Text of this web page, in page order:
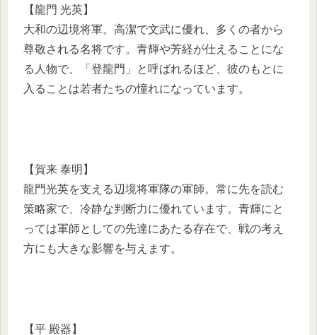
【龍門 光英】
大和の辺境将軍。高潔で文武に優れ、多くの者から
尊敬される名将です。青輝や芳経が仕えることにな
る人物で、「登龍門」と呼ばれるほど、彼のもとに
入ることは若者たちの憧れになっています。
【賀来 泰明】
龍門光英を支える辺境将軍隊の軍師。常に先を読む
策略家で、冷静な判断力に優れています。青輝にと
っては軍師としての先達にあたる存在で、戦の考え
方にも大きな影響を与えます。
【平 殿器】